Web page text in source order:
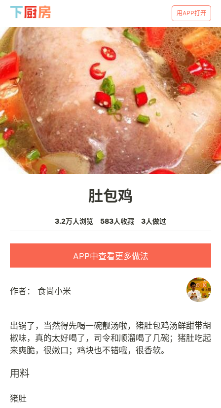
用APP打开
肚包鸡
3.2万人浏览 583人收藏 3人做过
APP中查看更多做法
作者： 食尚小米
出锅了，当然得先喝一碗靓汤啦，猪肚包鸡汤鲜甜带胡
椒味，真的太好喝了，司令和顺溜喝了几碗；猪肚吃起
用料
猪肚